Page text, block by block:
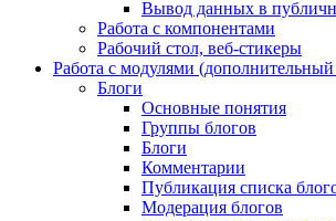
Вывод данных в
Работа с компонентами
Рабочий стол, веб-стикеры
Работа с модулями
Блоги
Основные понятия
Группы блогов
Блоги
Комментарии
Публикация списка
Модерация блогов